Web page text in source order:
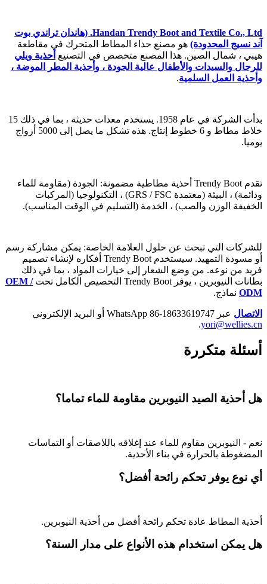
Handan Trendy Boot and Textile Co., Ltd. (هاندان تراندي بوت
آند نسيج المحدودة) هو مصنع حذاء المطاط المتحرك في مقاطعة
هيبي ، شمال الصين. هذا المصنع متخصص في التصنيع أحذية ويلي
للرجال والسيدات والأطفال عالية الجودة ، وأحذية المطر الموضة ،
وأحذية العمل السلمية.
بدأت الشركة في عام 1958. يستخدم معدات حديثة ، بما في ذلك 15
خلاط مطاط و 6 خطوط إنتاج. هذه تشكل ما يصل إلى 5000 أزواج
يوميا.
تقدم Trendy Boot أحذية مطاطية مضمونة: الجودة (مقاومة للماء
ودائمة) ، البيئة (معتمدة GRS / FSC) ، التكنولوجيا (المركبات
الخفيفة الوزن والصب) ، الخدمة (التسليم في الوقت المناسب).
للشركات التي تبحث عن حلول العلامة الخاصة: يمكن مشاركة رسم
أو مسودة التمهيد. سيستخدم Trendy Boot أفكاره لإنشاء تصميم
فريد من نوعه. من وضع الشعار إلى خيارات المواد ، بما في ذلك
بطانات النيوبرين ، يوفر Trendy Boot التخصيص الكامل تحت
OEM /
ODM نماذج.
الاتصال عبر WhatsApp 86-18633619747 أو البريد الإلكتروني
yori@wellies.cn
.
أسئلة متكررة
هل أحذية الصيد النيوبرين مقاومة للماء تماما؟
نعم - النيوبرين مقاوم للماء عند إغلاقه باللاصقات أو التماسات
المضغوطة بالحرارة في بناء الأحذية.
أي نوع يوفر تحكم رائحة أفضل؟
أحذية المطاط عادة تحكم رائحة أفضل من أحذية النيوبرين.
هل يمكن استخدام هذه الأنواع على مدار السنة؟